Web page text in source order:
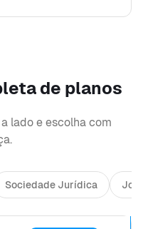
de planos
lado e escolha com
Sociedade Jurídica